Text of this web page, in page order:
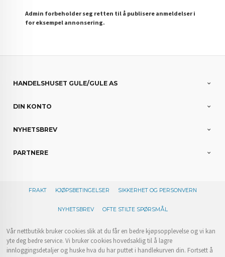
Admin forbeholder seg retten til å publisere anmeldelser i
for eksempel annonsering.
HANDELSHUSET GULE/GULE AS
DIN KONTO
NYHETSBREV
PARTNERE
FRAKT KJØPSBETINGELSER SIKKERHET OG PERSONVERN
NYHETSBREV OFTE STILTE SPØRSMÅL
Vår nettbutikk bruker cookies slik at du får en bedre kjøpsopplevelse og vi kan
yte deg bedre service. Vi bruker cookies hovedsaklig til å lagre
innloggingsdetaljer og huske hva du har puttet i handlekurven din. Fortsett å